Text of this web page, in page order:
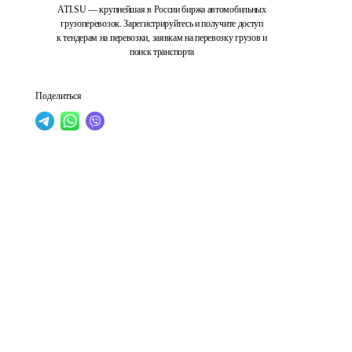
ATI.SU — крупнейшая в России биржа автомобильных
грузоперевозок. Зарегистрируйтесь и получите доступ
к тендерам на перевозки, заявкам на перевозку грузов и
поиск транспорта
Поделиться